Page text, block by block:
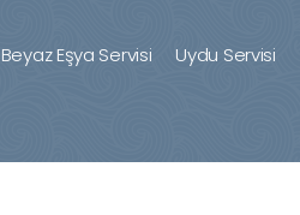
Beyaz Eşya Servisi Uydu Servisi